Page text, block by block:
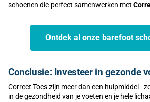
schoenen die perfect samenwerken met
Ontdek al onze barefoot
Conclusie: Investeer in gezonde
Correct Toes zijn meer dan een hulpmiddel -
in de gezondheid van je voeten en je hele